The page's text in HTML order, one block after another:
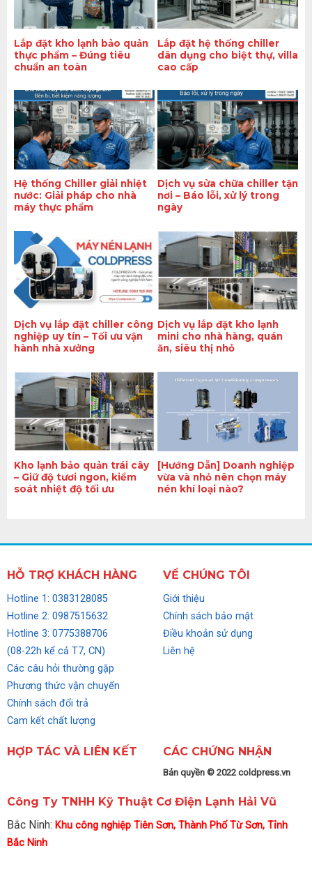
Lắp đặt kho lạnh bảo quản
thực phẩm – Đúng tiêu
chuẩn an toàn
Lắp đặt hệ thống chiller
dân dụng cho biệt thự, villa
cao cấp
Hệ thống Chiller giải nhiệt
nước: Giải pháp cho nhà
máy thực phẩm
Dịch vụ sửa chữa chiller tận
nơi – Báo lỗi, xử lý trong
ngày
Dịch vụ lắp đặt chiller công
nghiệp uy tín – Tối ưu vận
hành nhà xưởng
Dịch vụ lắp đặt kho lạnh
mini cho nhà hàng, quán
ăn, siêu thị nhỏ
Kho lạnh bảo quản trái cây
– Giữ độ tươi ngon, kiểm
soát nhiệt độ tối ưu
[Hướng Dẫn] Doanh nghiệp
vừa và nhỏ nên chọn máy
nén khí loại nào?
HỖ TRỢ KHÁCH HÀNG
Hotline 1: 0383128085
Hotline 2: 0987515632
Hotline 3: 0775388706
(08-22h kể cả T7, CN)
Các câu hỏi thường gặp
Phương thức vận chuyển
Chính sách đổi trả
Cam kết chất lượng
VỀ CHÚNG TÔI
Giới thiệu
Chính sách bảo mật
Điều khoản sử dụng
Liên hệ
HỢP TÁC VÀ LIÊN KẾT CÁC CHỨNG NHẬN
Bản quyền © 2022 coldpress.vn
Công Ty TNHH Kỹ Thuật Cơ Điện Lạnh Hải Vũ
Bắc Ninh: Khu công nghiệp Tiên Sơn, Thành Phố Từ Sơn, Tỉnh
Bắc Ninh